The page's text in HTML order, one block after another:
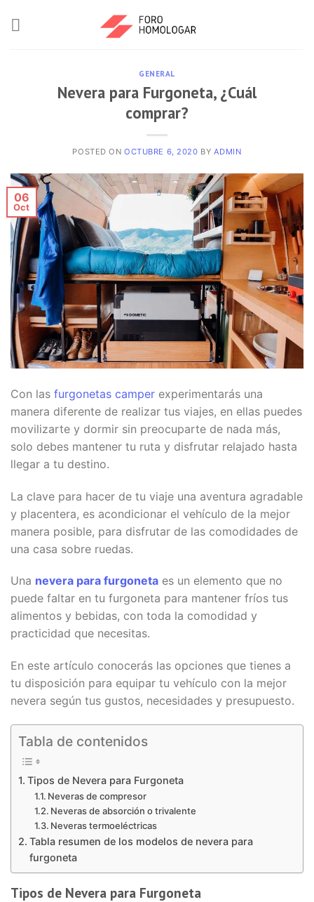
GENERAL
Nevera para Furgoneta, ¿Cuál
comprar?
POSTED ONOCTUBRE 6, 2020 BY ADMIN
06
Oct
Con las furgonetas camper experimentarás una
manera diferente de realizar tus viajes, en ellas puedes
movilizarte y dormir sin preocuparte de nada más,
solo debes mantener tu ruta y disfrutar relajado hasta
llegar a tu destino.
La clave para hacer de tu viaje una aventura agradable
y placentera, es acondicionar el vehículo de la mejor
manera posible, para disfrutar de las comodidades de
una casa sobre ruedas.
Una nevera para furgoneta es un elemento que no
puede faltar en tu furgoneta para mantener fríos tus
alimentos y bebidas, con toda la comodidad y
practicidad que necesitas.
En este artículo conocerás las opciones que tienes a
tu disposición para equipar tu vehículo con la mejor
nevera según tus gustos, necesidades y presupuesto.
Tabla de contenidos
Tipos de Nevera para Furgoneta
Neveras de compresor
Neveras de absorción o trivalente
Neveras termoeléctricas
Tabla resumen de los modelos de nevera para
furgoneta
Tipos de Nevera para Furgoneta